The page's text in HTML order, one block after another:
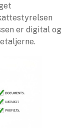
er digital og